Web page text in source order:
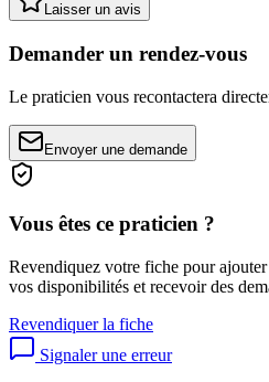
Laisser un avis
Demander un rendez-vous
Le praticien vous recontactera
Envoyer une demande
Vous êtes ce praticien ?
Revendiquez votre fiche pour
vos disponibilités et recevoir des
Revendiquer la fiche
Signaler une erreur